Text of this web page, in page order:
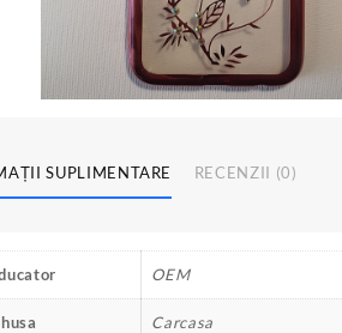
SUPLIMENTARE RECENZII (0)
OEM
Carcasa